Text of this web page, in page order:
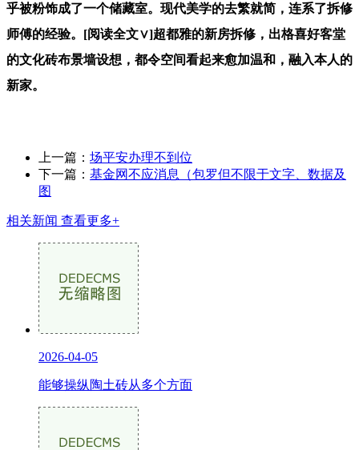
乎被粉饰成了一个储藏室。现代美学的去繁就简，连系了拆修
师傅的经验。[阅读全文∨]超都雅的新房拆修，出格喜好客堂
的文化砖布景墙设想，都令空间看起来愈加温和，融入本人的
新家。
上一篇： 场平安办理不到位
下一篇： 基金网不应消息（包罗但不限于文字、数据及
图
相关新闻 查看更多+
2026-04-05
能够操纵陶土砖从多个方面